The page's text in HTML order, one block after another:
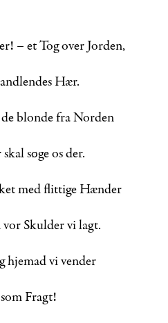
– et Tog over Jorden,
Hær.
blonde fra Norden
søge os der.
med flittige Hænder
vor Skulder vi lagt.
vi vender
Fragt!